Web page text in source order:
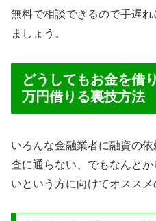
無料で相談できるので手遅
ましょう。
どうしてもお金を借
万円借りる裏技方法
いろんな金融業者に融資の
査に通らない、でもなんと
いという方に向けてオススメ